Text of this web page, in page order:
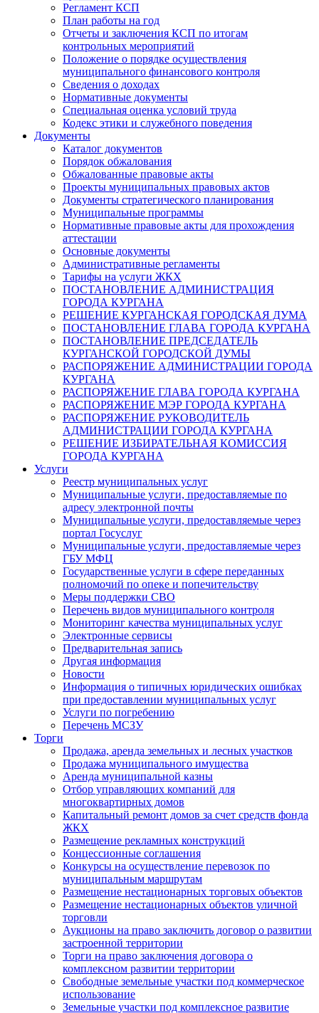
Регламент КСП
План работы на год
Отчеты и заключения КСП по итогам
контрольных мероприятий
Положение о порядке осуществления
муниципального финансового контроля
Сведения о доходах
Нормативные документы
Специальная оценка условий труда
Кодекс этики и служебного поведения
Документы
Каталог документов
Порядок обжалования
Обжалованные правовые акты
Проекты муниципальных правовых актов
Документы стратегического планирования
Муниципальные программы
Нормативные правовые акты для прохождения
аттестации
Основные документы
Административные регламенты
Тарифы на услуги ЖКХ
ПОСТАНОВЛЕНИЕ АДМИНИСТРАЦИЯ
ГОРОДА КУРГАНА
РЕШЕНИЕ КУРГАНСКАЯ ГОРОДСКАЯ ДУМА
ПОСТАНОВЛЕНИЕ ГЛАВА ГОРОДА КУРГАНА
ПОСТАНОВЛЕНИЕ ПРЕДСЕДАТЕЛЬ
КУРГАНСКОЙ ГОРОДСКОЙ ДУМЫ
РАСПОРЯЖЕНИЕ АДМИНИСТРАЦИИ ГОРОДА
КУРГАНА
РАСПОРЯЖЕНИЕ ГЛАВА ГОРОДА КУРГАНА
РАСПОРЯЖЕНИЕ МЭР ГОРОДА КУРГАНА
РАСПОРЯЖЕНИЕ РУКОВОДИТЕЛЬ
АДМИНИСТРАЦИИ ГОРОДА КУРГАНА
РЕШЕНИЕ ИЗБИРАТЕЛЬНАЯ КОМИССИЯ
ГОРОДА КУРГАНА
Услуги
Реестр муниципальных услуг
Муниципальные услуги, предоставляемые по
адресу электронной почты
Муниципальные услуги, предоставляемые через
портал Госуслуг
Муниципальные услуги, предоставляемые через
ГБУ МФЦ
Государственные услуги в сфере переданных
полномочий по опеке и попечительству
Меры поддержки СВО
Перечень видов муниципального контроля
Мониторинг качества муниципальных услуг
Электронные сервисы
Предварительная запись
Другая информация
Новости
Информация о типичных юридических ошибках
при предоставлении муниципальных услуг
Услуги по погребению
Перечень МСЗУ
Торги
Продажа, аренда земельных и лесных участков
Продажа муниципального имущества
Аренда муниципальной казны
Отбор управляющих компаний для
многоквартирных домов
Капитальный ремонт домов за счет средств фонда
ЖКХ
Размещение рекламных конструкций
Концессионные соглашения
Конкурсы на осуществление перевозок по
муниципальным маршрутам
Размещение нестационарных торговых объектов
Размещение нестационарных объектов уличной
торговли
Аукционы на право заключить договор о развитии
застроенной территории
Торги на право заключения договора о
комплексном развитии территории
Свободные земельные участки под коммерческое
использование
Земельные участки под комплексное развитие